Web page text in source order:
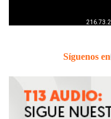
Síguenos en